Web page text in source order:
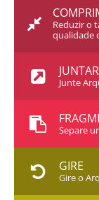
Reduzir o
qualidade
JUNTAR
Junte
Separe
GIRE
Gire o